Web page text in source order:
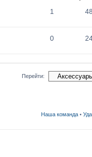
1
0
Перейти:
Наша команда •